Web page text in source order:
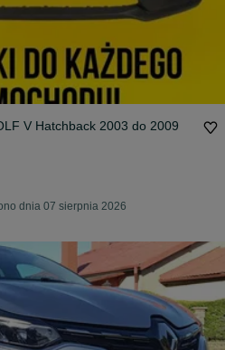
V Hatchback 2003 do 2009
dnia 07 sierpnia 2026